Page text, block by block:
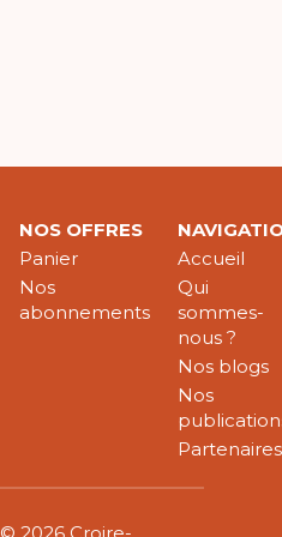
NOS OFFRES
Panier
Nos
abonnements
Accueil
Qui
sommes-
nous ?
Nos blogs
Nos
Partenaires